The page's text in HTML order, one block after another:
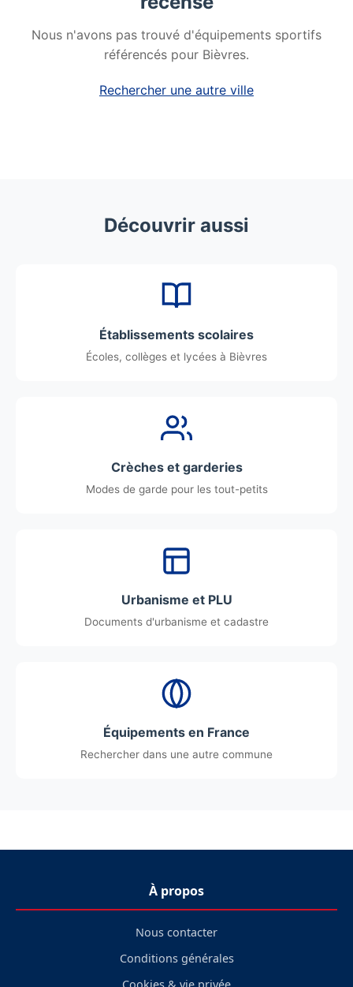
Nous n'avons pas trouvé d'équipements sportifs
référencés pour Bièvres.
Rechercher une autre ville
Découvrir aussi
Établissements scolaires
Écoles, collèges et lycées à Bièvres
Crèches et garderies
Modes de garde pour les tout-petits
Urbanisme et PLU
Documents d'urbanisme et cadastre
Équipements en France
Rechercher dans une autre commune
À propos
Nous contacter
Conditions générales